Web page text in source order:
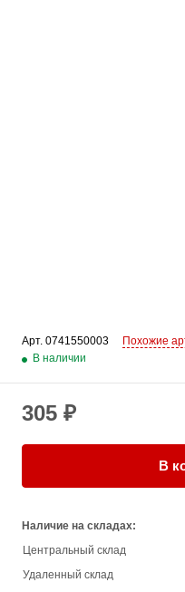
Арт. 0741550003
Похожие
В наличии
305 ₽
В
Наличие на складах:
Центральный склад
Удаленный склад